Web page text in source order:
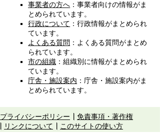
事業者の方へ ：事業者向けの情報がま
とめられています。
行政について ：行政情報がまとめられ
ています。
よくある質問 ：よくある質問がまとめ
られています。
市の組織 ：組織別に情報がまとめられ
ています。
庁舎・施設案内 ：庁舎・施設案内がま
とめられています。
プライバシーポリシー
免責事項・著作権
リンクについて
このサイトの使い方